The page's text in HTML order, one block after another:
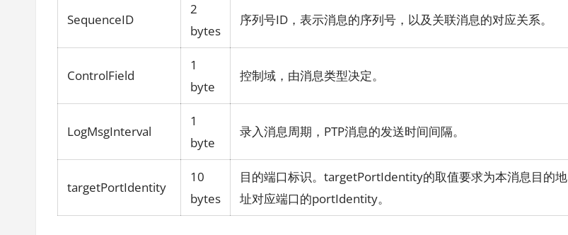
SequenceID
2
bytes
序列号ID，表示消息的序列号，以及关联消息的对应关系。
ControlField
1
byte
控制域，由消息类型决定。
LogMsgInterval
1
byte
录入消息周期，PTP消息的发送时间间隔。
targetPortIdentity
10
bytes
目的端口标识。targetPortIdentity的取值要求为本消息目的地
址对应端口的portIdentity。